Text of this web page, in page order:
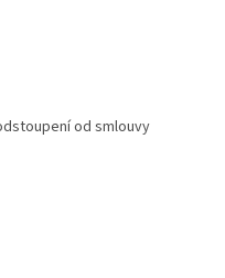
od smlouvy